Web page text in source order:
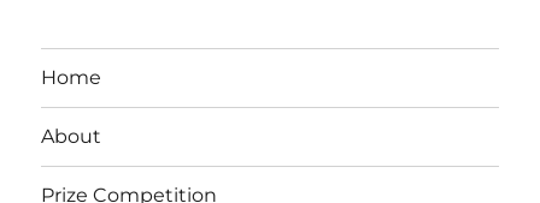
Home
About
Prize Competition